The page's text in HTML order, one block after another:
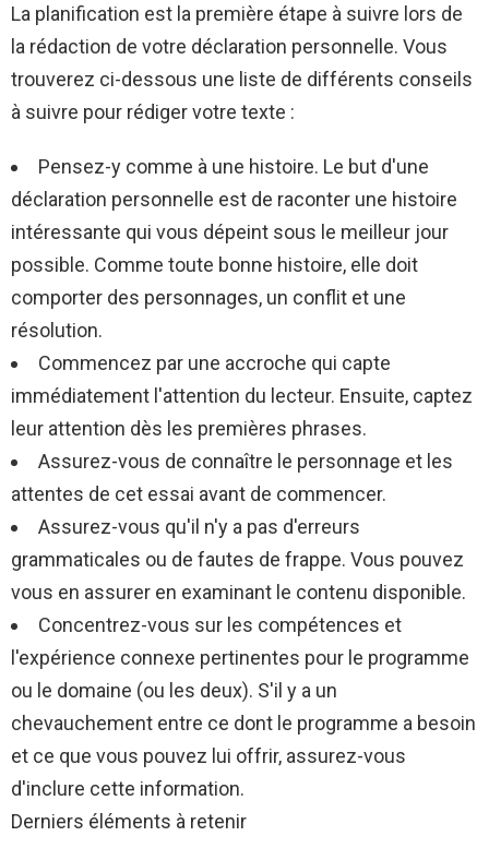
La planification est la première étape à suivre lors de
la rédaction de votre déclaration personnelle. Vous
trouverez ci-dessous une liste de différents conseils
à suivre pour rédiger votre texte :
Pensez-y comme à une histoire. Le but d'une
déclaration personnelle est de raconter une histoire
intéressante qui vous dépeint sous le meilleur jour
possible. Comme toute bonne histoire, elle doit
comporter des personnages, un conflit et une
résolution.
Commencez par une accroche qui capte
immédiatement l'attention du lecteur. Ensuite, captez
leur attention dès les premières phrases.
Assurez-vous de connaître le personnage et les
attentes de cet essai avant de commencer.
Assurez-vous qu'il n'y a pas d'erreurs
grammaticales ou de fautes de frappe. Vous pouvez
vous en assurer en examinant le contenu disponible.
Concentrez-vous sur les compétences et
l'expérience connexe pertinentes pour le programme
ou le domaine (ou les deux). S'il y a un
chevauchement entre ce dont le programme a besoin
et ce que vous pouvez lui offrir, assurez-vous
d'inclure cette information.
Derniers éléments à retenir